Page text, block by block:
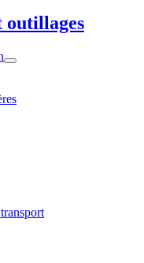
outillages